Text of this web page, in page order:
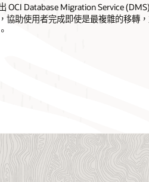
OCI Database Migration Service
協助使用者完成即使是最複雜的移轉